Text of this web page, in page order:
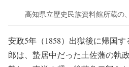
高知県立歴史民族資料館所蔵の
安政5年（1858）出獄後に帰国
郎は、蟄居中だった土佐藩の執